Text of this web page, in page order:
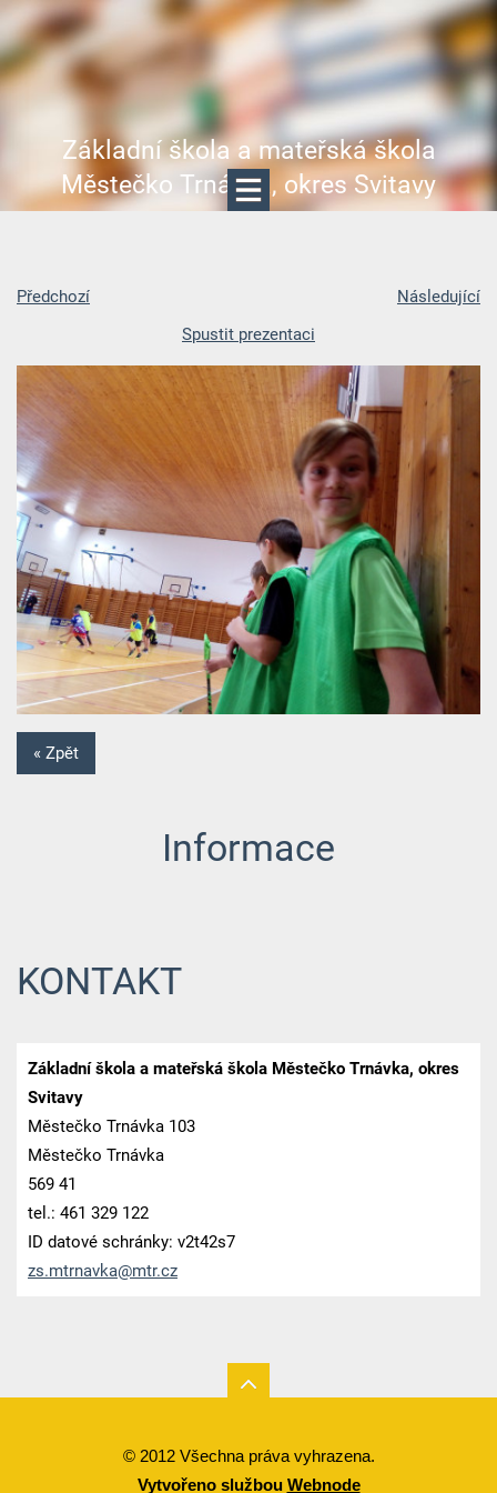
Základní škola a mateřská škola
Městečko Trnávka, okres Svitavy
Předchozí
Následující
Spustit prezentaci
« Zpět
Informace
KONTAKT
Základní škola a mateřská škola Městečko Trnávka, okres
Svitavy
Městečko Trnávka 103
Městečko Trnávka
569 41
tel.: 461 329 122
ID datové schránky: v2t42s7
zs.mtrnavka@mtr.cz
© 2012 Všechna práva vyhrazena.
Vytvořeno službou Webnode